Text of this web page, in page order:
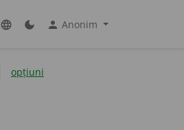
language dark_mode person Anonim
opțiuni